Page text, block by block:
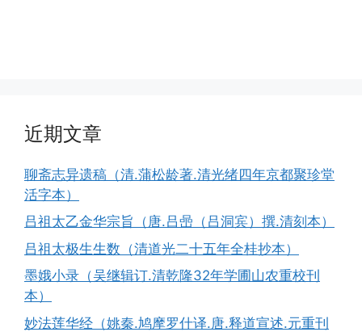
近期文章
聊斋志异遗稿（清.蒲松龄著.清光绪四年京都聚珍堂
活字本）
吕祖太乙金华宗旨（唐.吕喦（吕洞宾）撰.清刻本）
吕祖太极生生数（清道光二十五年全桂抄本）
墨娥小录（吴继辑订.清乾隆32年学圃山农重校刊
本）
妙法莲华经（姚秦.鸠摩罗什译.唐.释道宣述.元重刊